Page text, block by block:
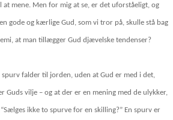
mene. Men for mig at se, er det uforståeligt, og
gode og kærlige Gud, som vi tror på, skulle stå bag
at man tillægger Gud djævelske tendenser?
spurv falder til jorden, uden at Gud er med i det,
Guds vilje – og at der er en mening med de ulykker,
ikke to spurve for en skilling?” En spurv er